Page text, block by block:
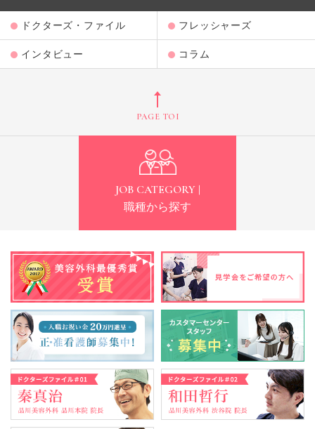
ドクターズ・ファイル フレッシャーズ
インタビュー コラム
JOB CATEGORY |
職種から探す
PAGE TOP